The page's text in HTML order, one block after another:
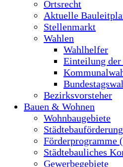
Ortsrecht
Aktuelle
Stellenmarkt
Wahlen
Wahlhelfer
Einteilung
Bezirksvorsteher
Bauen & Wohnen
Wohnbaugebiete
Förderprogramme
Städtebauliches
Gewerbegebiete